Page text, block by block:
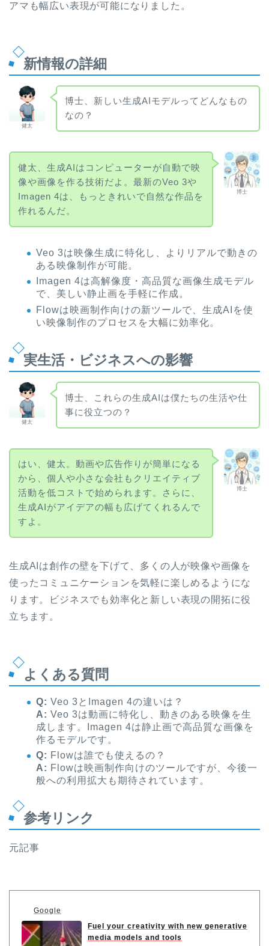
アマも幅広い表現が可能になりました。
新情報の詳細
健太
博士、新しい生成AIモデルってどんなもの
なの？
博士
健太、生成AIはコンピューターが自動で映
像や画像を作る技術だよ。最新のVeo 3や
Imagen 4は、もっときれいで自然な作品を
作れるんだ。
Veo 3は映像生成に特化し、よりリアルで動きの
ある映像制作が可能。
Imagen 4は高解像度・高品質な画像生成モデル
で、美しい静止画を手軽に作成。
Flowは映画制作向けの新ツールで、生成AIを使
い映像制作のプロセスを大幅に効率化。
実生活・ビジネスへの影響
健太
博士、これらの生成AIは僕たちの生活や仕
事に役立つの？
博士
はい、健太。動画や広告作りが簡単になる
から、個人や小さな会社もクリエイティブ
活動を低コストで始められます。さらに、
生成AIがアイデアの幅も広げてくれるんで
すよ。
生成AIは創作の壁を下げて、多くの人が映像や画像を
使ったコミュニケーションを気軽に楽しめるようにな
ります。ビジネスでも効率化と新しい表現の開拓に役
立ちます。
よくある質問
Q: Veo 3とImagen 4の違いは？
A: Veo 3は動画に特化し、動きのある映像を生
成します。Imagen 4は静止画で高品質な画像を
作るモデルです。
Q: Flowは誰でも使えるの？
A: Flowは映画制作向けのツールですが、今後一
般への利用拡大も期待されています。
参考リンク
元記事
Google
Fuel your creativity with new generative
media models and tools